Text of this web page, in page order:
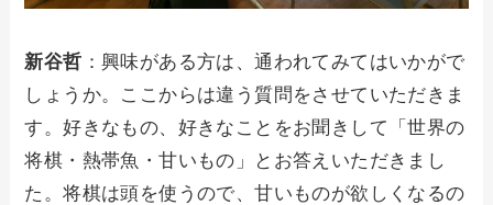
新谷哲 ：興味がある方は、通われてみてはいかがで
しょうか。ここからは違う質問をさせていただきま
す。好きなもの、好きなことをお聞きして「世界の
将棋・熱帯魚・甘いもの」とお答えいただきまし
た。将棋は頭を使うので、甘いものが欲しくなるの